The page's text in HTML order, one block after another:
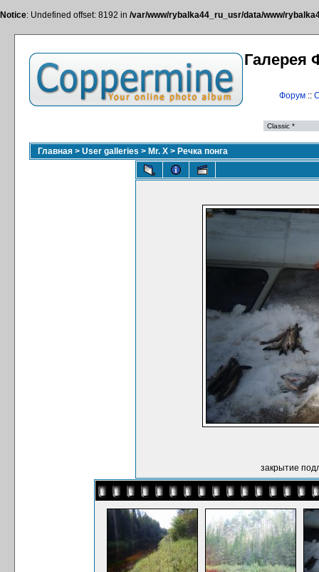
Notice: Undefined offset: 8192 in /var/www/rybalka44_ru_usr/data/www/
Галерея
Форум::
Главная > User galleries > Mr. X > Речка понга
закрытие